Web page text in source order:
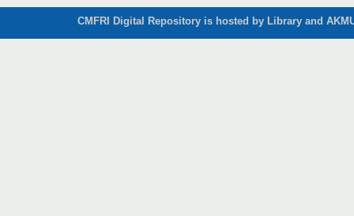
CMFRI Digital Repository is hosted by Library and